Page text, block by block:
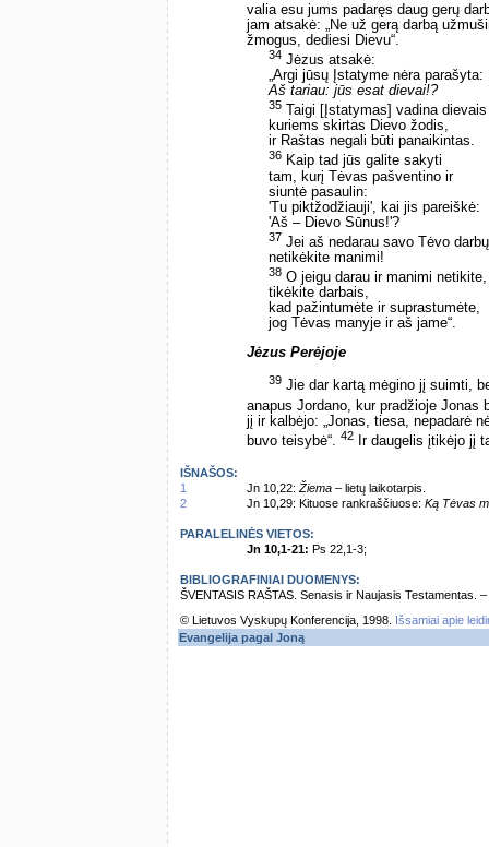
valia esu jums padaręs daug gerų
jam atsakė: „Ne už gerą darbą
žmogus, dediesi Dievu“.
34 Jėzus atsakė:
„Argi jūsų Įstatyme nėra parašyta:
Aš tariau: jūs esat dievai!?
35 Taigi [Įstatymas] vadina
kuriems skirtas Dievo žodis,
ir Raštas negali būti panaikintas.
36 Kaip tad jūs galite sakyti
tam, kurį Tėvas pašventino ir
siuntė pasaulin:
'Tu piktžodžiauji', kai jis pareiškė:
'Aš – Dievo Sūnus!'?
37 Jei aš nedarau savo Tėvo
netikėkite manimi!
38 O jeigu darau ir manimi
tikėkite darbais,
kad pažintumėte ir suprastumėte,
jog Tėvas manyje ir aš jame“.
Jėzus Perėjoje
39 Jie dar kartą mėgino jį suimti,
anapus Jordano, kur pradžioje
jį ir kalbėjo: „Jonas, tiesa, nepadarė
buvo teisybė“. 42 Ir daugelis įtikėjo jį
IŠNAŠOS:
1
Jn 10,22: Žiema – lietų laikotarpis.
2
Jn 10,29: Kituose rankraščiuose: Ką Tėvas
PARALELINĖS VIETOS:
Jn 10,1-21: Ps 22,1-3;
BIBLIOGRAFINIAI DUOMENYS:
ŠVENTASIS RAŠTAS. Senasis ir Naujasis Testamentas.
© Lietuvos Vyskupų Konferencija, 1998.
Išsamiai apie
Evangelija pagal Joną